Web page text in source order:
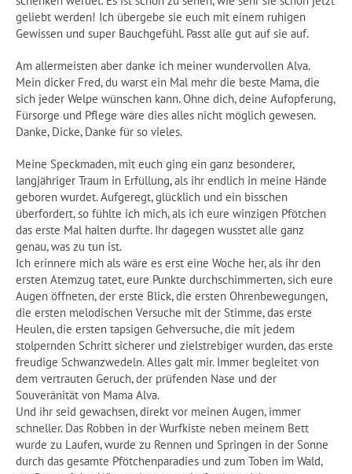
geliebt werden! Ich übergebe sie euch mit einem ruhigen
Gewissen und super Bauchgefühl. Passt alle gut auf sie auf.
Am allermeisten aber danke ich meiner wundervollen Alva.
Mein dicker Fred, du warst ein Mal mehr die beste Mama, die
sich jeder Welpe wünschen kann. Ohne dich, deine Aufopferung,
Fürsorge und Pflege wäre dies alles nicht möglich gewesen.
Danke, Dicke, Danke für so vieles.
Meine Speckmaden, mit euch ging ein ganz besonderer,
langjähriger Traum in Erfüllung, als ihr endlich in meine Hände
geboren wurdet. Aufgeregt, glücklich und ein bisschen
überfordert, so fühlte ich mich, als ich eure winzigen Pfötchen
das erste Mal halten durfte. Ihr dagegen wusstet alle ganz
genau, was zu tun ist.
Ich erinnere mich als wäre es erst eine Woche her, als ihr den
ersten Atemzug tatet, eure Punkte durchschimmerten, sich eure
Augen öffneten, der erste Blick, die ersten Ohrenbewegungen,
die ersten melodischen Versuche mit der Stimme, das erste
Heulen, die ersten tapsigen Gehversuche, die mit jedem
stolpernden Schritt sicherer und zielstrebiger wurden, das erste
freudige Schwanzwedeln. Alles galt mir. Immer begleitet von
dem vertrauten Geruch, der prüfenden Nase und der
Souveränität von Mama Alva.
Und ihr seid gewachsen, direkt vor meinen Augen, immer
schneller. Das Robben in der Wurfkiste neben meinem Bett
wurde zu Laufen, wurde zu Rennen und Springen in der Sonne
durch das gesamte Pfötchenparadies und zum Toben im Wald,